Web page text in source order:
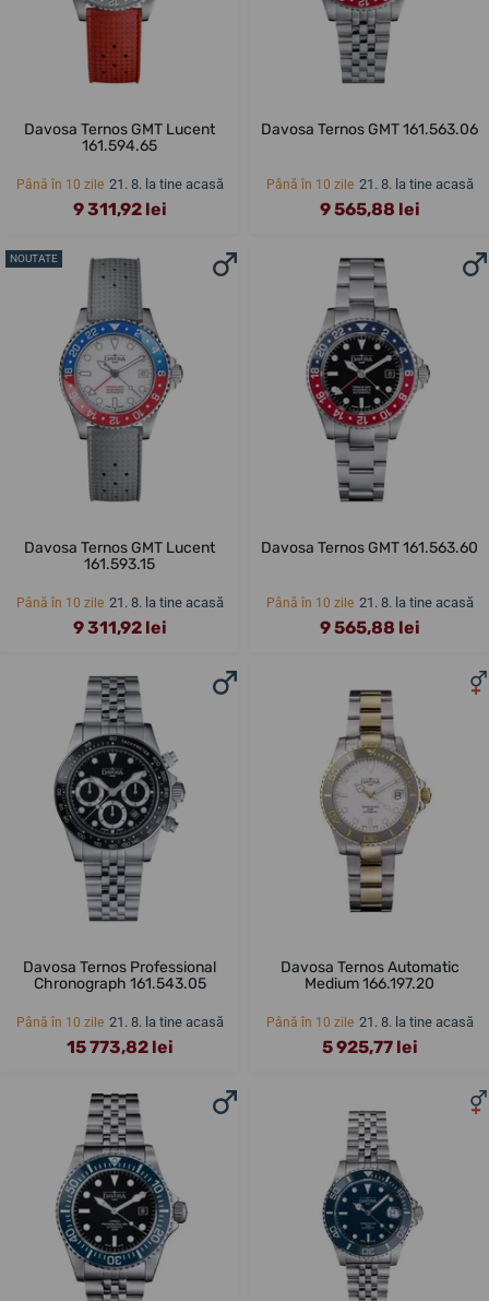
Davosa Ternos GMT Lucent
161.594.65
Până în 10 zile 21. 8. la tine acasă
9 311,92 lei
Davosa Ternos GMT 161.563.06
Până în 10 zile 21. 8. la tine acasă
9 565,88 lei
NOUTATE
Davosa Ternos GMT Lucent
161.593.15
Până în 10 zile 21. 8. la tine acasă
9 311,92 lei
Davosa Ternos GMT 161.563.60
Până în 10 zile 21. 8. la tine acasă
9 565,88 lei
Davosa Ternos Professional
Chronograph 161.543.05
Până în 10 zile 21. 8. la tine acasă
15 773,82 lei
Davosa Ternos Automatic
Medium 166.197.20
Până în 10 zile 21. 8. la tine acasă
5 925,77 lei